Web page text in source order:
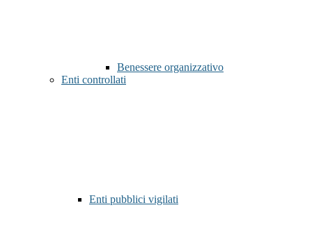
Benessere organizzativo
Enti controllati
Enti pubblici vigilati